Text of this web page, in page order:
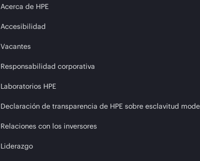
Acerca de HPE
Accesibilidad
Vacantes
Responsabilidad corporativa
Laboratorios HPE
Declaración de transparencia de HPE sobre esclavitud
Relaciones con los inversores
Liderazgo